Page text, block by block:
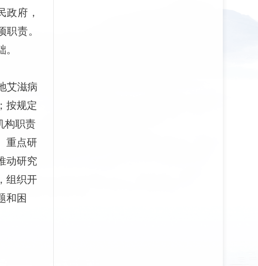
政府，
责。
艾滋病
按规定
构职责
重点研
动研究
组织开
和困